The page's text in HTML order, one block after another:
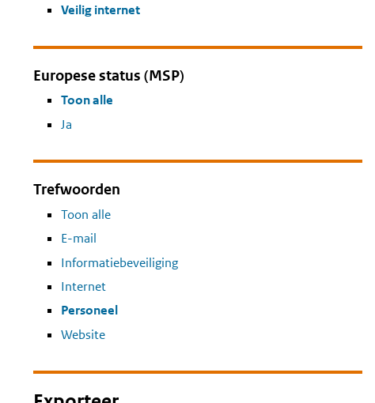
Veilig internet
Europese status (MSP)
Toon alle
Ja
Trefwoorden
Toon alle
E-mail
Informatiebeveiliging
Internet
Personeel
Website